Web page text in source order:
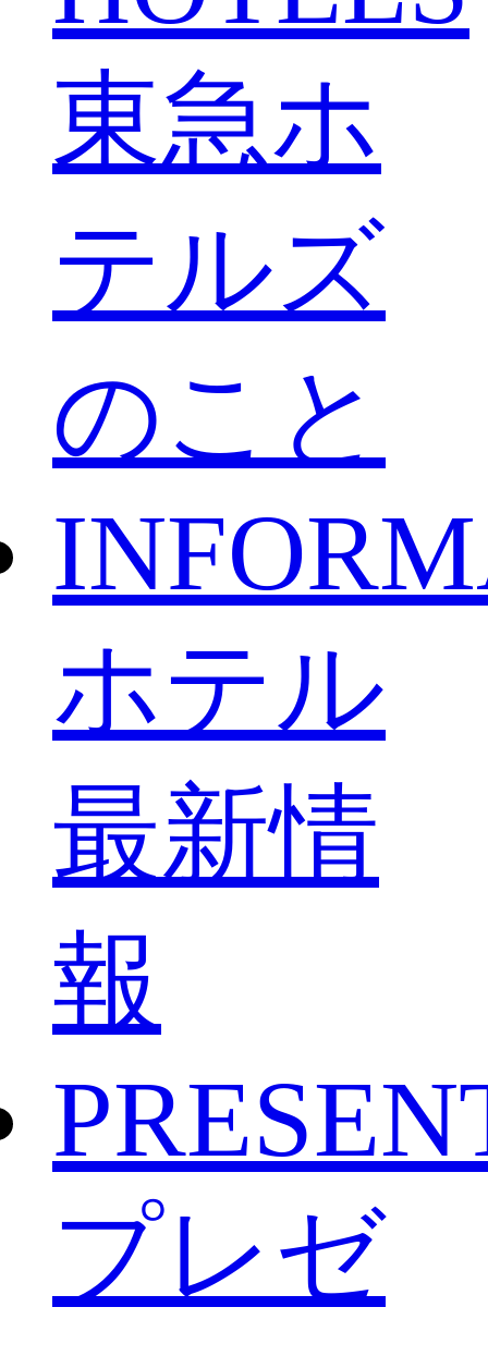
東急ホ
テルズ
のこと
ホテル
最新情
報
プレゼ